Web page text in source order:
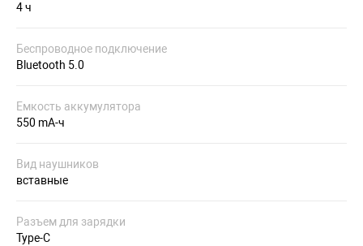
4 ч
Беспроводное подключение
Bluetooth 5.0
Емкость аккумулятора
550 mA-ч
Вид наушников
вставные
Разъем для зарядки
Type-C